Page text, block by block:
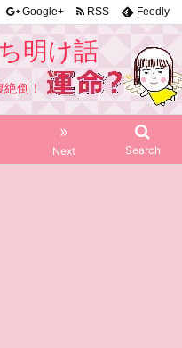
明け話
倒！
»
Next Search
Google+ RSS Feedly